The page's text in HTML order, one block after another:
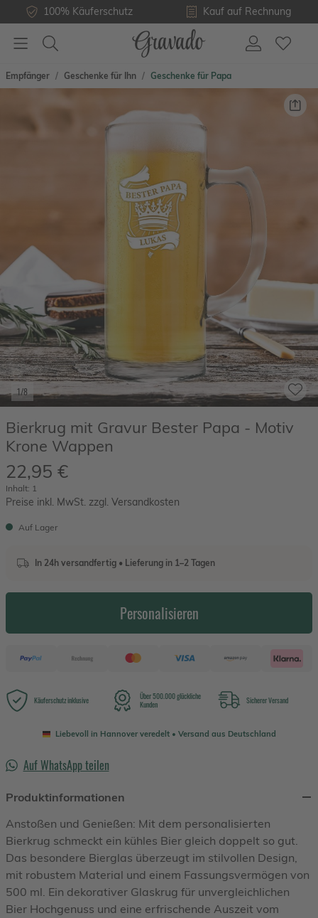
100% Käuferschutz Kauf auf Rechnung
Empfänger Geschenke für Ihn Geschenke für Papa
1/8
Bierkrug mit Gravur Bester Papa - Motiv
Krone Wappen
22,95 €
Inhalt: 1
Preise inkl. MwSt. zzgl. Versandkosten
Auf Lager
In 24h versandfertig • Lieferung in 1–2 Tagen
Personalisieren
Käuferschutz inklusive
Über 500.000 glückliche
Kunden
Sicherer Versand
Liebevoll in Hannover veredelt • Versand aus Deutschland
Auf WhatsApp teilen
Produktinformationen
Anstoßen und Genießen: Mit dem personalisierten
Bierkrug schmeckt ein kühles Bier gleich doppelt so gut.
Das besondere Bierglas überzeugt im stilvollen Design,
mit robustem Material und einem Fassungsvermögen von
500 ml. Ein dekorativer Glaskrug für unvergleichlichen
Bier Hochgenuss und eine erfrischende Auszeit vom